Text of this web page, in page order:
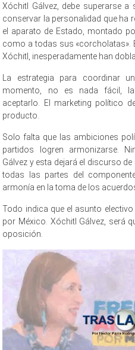
Xóchitl Gálvez, debe superarse
conservar la personalidad que ha
el aparato de Estado, montado
como a todas sus «corcholatas».
Xóchitl, inesperadamente han
La estrategia para coordinar
momento, no es nada fácil,
aceptarlo. El marketing político
producto.
Solo falta que las ambiciones
partidos logren armonizarse.
Gálvez y esta dejará el discurso
todas las partes del
armonía en la toma de los
Todo indica que el asunto
por México. Xóchitl Gálvez, será
oposición.